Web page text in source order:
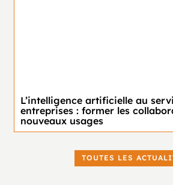
L’intelligence artificielle au
entreprises : former les
nouveaux usages
TOUTES LES